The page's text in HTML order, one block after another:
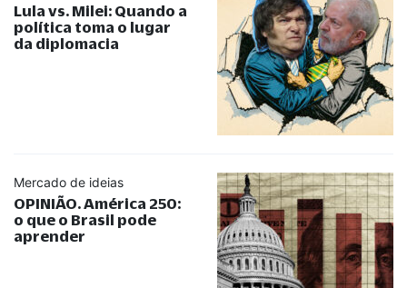
Lula vs. Milei: Quando a
política toma o lugar
da diplomacia
Mercado de ideias
OPINIÃO. América 250:
o que o Brasil pode
aprender